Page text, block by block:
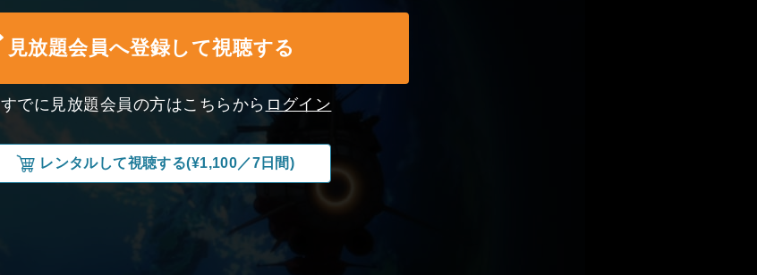
04/28
見放題会員へ登録して視聴する
すでに見放題会員の方はこちらから ログイン
レンタルして視聴する(¥1,100／7日間)